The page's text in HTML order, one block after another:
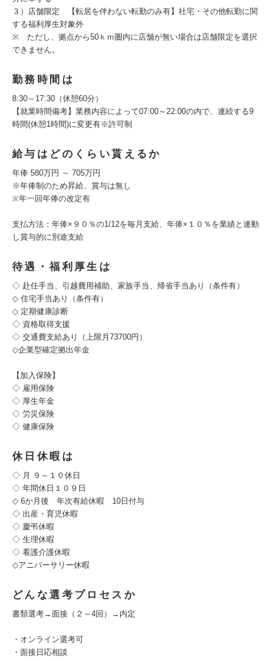
３）店舗限定 【転居を伴わない転勤のみ有】社宅・その他転勤に関
する福利厚生対象外
※ ただし、拠点から50ｋｍ圏内に店舗が無い場合は店舗限定を選択
できません。
勤務時間は
8:30～17:30（休憩60分）
【就業時間備考】業務内容によって07:00～22:00の内で、連続する9
時間(休憩1時間)に変更有※許可制
給与はどのくらい貰えるか
年俸 580万円 ～ 705万円
※年俸制のため昇給、賞与は無し
※年一回年俸の改定有
支払方法：年俸×９０％の1/12を毎月支給、年俸×１０％を業績と連動
し賞与的に別途支給
待遇・福利厚生は
◇ 赴任手当、引越費用補助、家族手当、帰省手当あり（条件有）
◇ 住宅手当あり（条件有）
◇ 定期健康診断
◇ 資格取得支援
◇ 交通費支給あり（上限月73700円）
◇企業型確定拠出年金
【加入保険】
◇ 雇用保険
◇ 厚生年金
◇ 労災保険
◇ 健康保険
休日休暇は
◇ 月 ９～１０休日
◇ 年間休日１０９日
◇ 6か月後 年次有給休暇 10日付与
◇ 出産・育児休暇
◇ 慶弔休暇
◇ 生理休暇
◇ 看護介護休暇
◇アニバーサリー休暇
どんな選考プロセスか
書類選考→面接（２～4回）→内定
・オンライン選考可
・面接日応相談